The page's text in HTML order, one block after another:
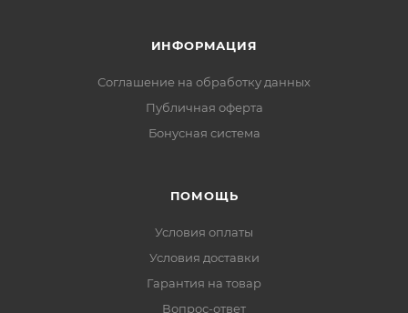
ИНФОРМАЦИЯ
Соглашение на обработку данных
Публичная оферта
Бонусная система
ПОМОЩЬ
Условия оплаты
Условия доставки
Гарантия на товар
Вопрос-ответ